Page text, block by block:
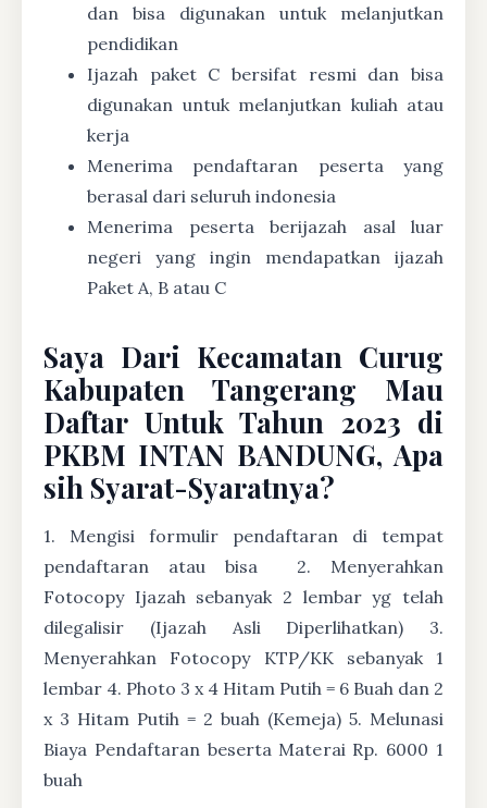
dan bisa digunakan untuk melanjutkan
pendidikan
Ijazah paket C bersifat resmi dan bisa
digunakan untuk melanjutkan kuliah atau
kerja
Menerima pendaftaran peserta yang
berasal dari seluruh indonesia
Menerima peserta berijazah asal luar
negeri yang ingin mendapatkan ijazah
Paket A, B atau C
Saya Dari Kecamatan Curug
Kabupaten Tangerang Mau
Daftar Untuk Tahun 2023 di
PKBM INTAN BANDUNG, Apa
sih Syarat-Syaratnya?
1. Mengisi formulir pendaftaran di tempat
pendaftaran atau bisa
2. Menyerahkan
Fotocopy Ijazah sebanyak 2 lembar yg telah
dilegalisir (Ijazah Asli Diperlihatkan) 3.
Menyerahkan Fotocopy KTP/KK sebanyak 1
lembar 4. Photo 3 x 4 Hitam Putih = 6 Buah dan 2
x 3 Hitam Putih = 2 buah (Kemeja) 5. Melunasi
Biaya Pendaftaran beserta Materai Rp. 6000 1
buah